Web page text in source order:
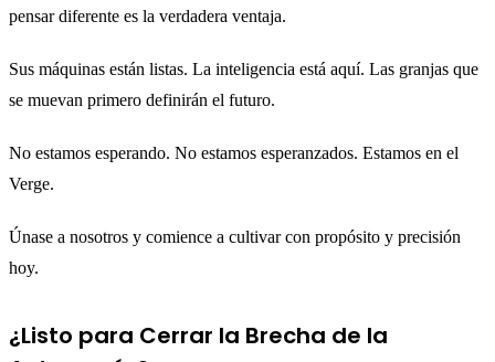
pensar diferente es la verdadera ventaja.
Sus máquinas están listas. La inteligencia está aquí. Las granjas que
se muevan primero definirán el futuro.
No estamos esperando. No estamos esperanzados. Estamos en el
Verge.
Únase a nosotros y comience a cultivar con propósito y precisión
hoy.
¿Listo para Cerrar la Brecha de la